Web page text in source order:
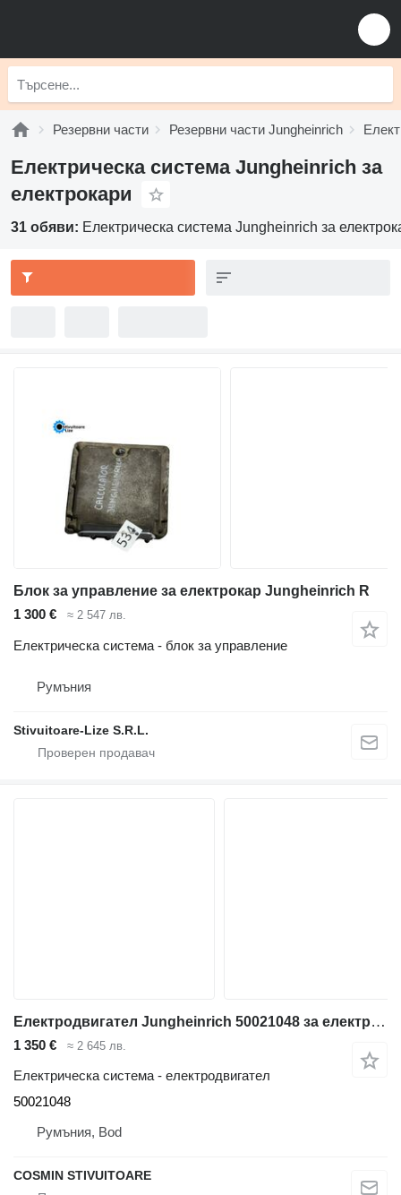
Резервни части Резервни части Jungheinrich
Електрическа система Jungheinrich за
електрокари
31 обяви: Електрическа система Jungheinrich за
Блок за управление за електрокар Jungheinrich R
1 300 €
≈ 2 547 лв.
Електрическа система - блок за управление
Румъния
Stivuitoare-Lize S.R.L.
Електродвигател Jungheinrich 50021048 за електрокар
1 350 € ≈ 2 645 лв.
Електрическа система - електродвигател
50021048
Румъния, Bod
COSMIN STIVUITOARE